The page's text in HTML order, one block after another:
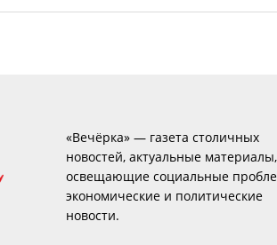
«Вечёрка» — газета столичных
новостей, актуальные материалы,
освещающие социальные
экономические и политические
новости.